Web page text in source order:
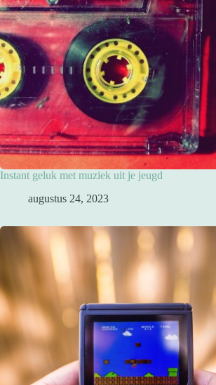
Instant geluk met muziek uit je jeugd
augustus 24, 2023